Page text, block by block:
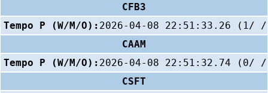
CFB3
Tempo P (W/M/O): 2026-04-08 22:51:33.26 (1/
CAAM
Tempo P (W/M/O): 2026-04-08 22:51:32.74 (0/
CSFT